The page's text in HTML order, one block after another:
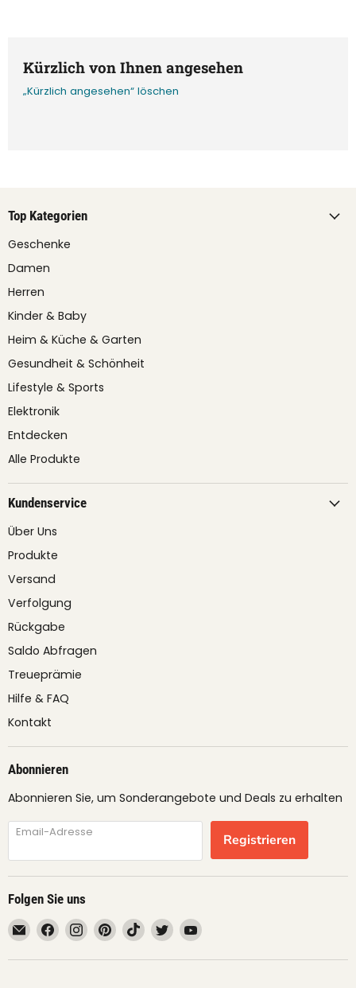
Kürzlich von Ihnen angesehen
„Kürzlich angesehen“ löschen
Top Kategorien
Geschenke
Damen
Herren
Kinder & Baby
Heim & Küche & Garten
Gesundheit & Schönheit
Lifestyle & Sports
Elektronik
Entdecken
Alle Produkte
Kundenservice
Über Uns
Produkte
Versand
Verfolgung
Rückgabe
Saldo Abfragen
Treueprämie
Hilfe & FAQ
Kontakt
Abonnieren
Abonnieren Sie, um Sonderangebote und Deals zu erhalten
Email-Adresse Registrieren
Folgen Sie uns
Email
fruimundo
Finden
Sie
uns
Finden
Sie
uns
Finden
Sie
uns
Finden
Sie
uns
Finden
Sie
uns
Finden
uns